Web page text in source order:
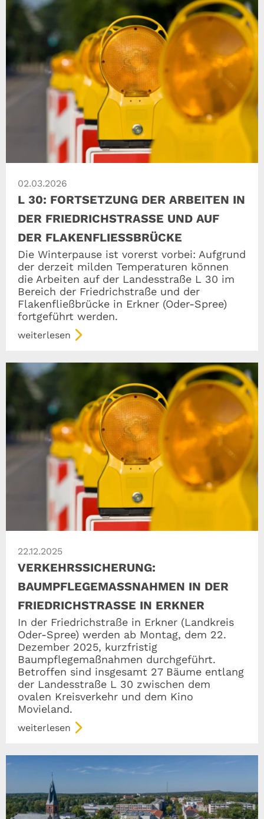
02.03.2026
L 30: FORTSETZUNG DER ARBEITEN IN
DER FRIEDRICHSTRASSE UND AUF D
ER FLAKENFLIESSBRÜCKE
Die Winterpause ist vorerst vorbei: Aufgrund
der derzeit milden Temperaturen können
die Arbeiten auf der Landesstraße L 30 im
Bereich der Friedrichstraße und der
Flakenfließbrücke in Erkner (Oder-Spree)
fortgeführt werden.
weiterlesen
22.12.2025
VERKEHRSSICHERUNG:
BAUMPFLEGEMASSNAHMEN IN DER F
RIEDRICHSTRASSE IN ERKNER
In der Friedrichstraße in Erkner (Landkreis
Oder-Spree) werden ab Montag, dem 22.
Dezember 2025, kurzfristig
Baumpflegemaßnahmen durchgeführt.
Betroffen sind insgesamt 27 Bäume entlang
der Landesstraße L 30 zwischen dem
ovalen Kreisverkehr und dem Kino
Movieland.
weiterlesen